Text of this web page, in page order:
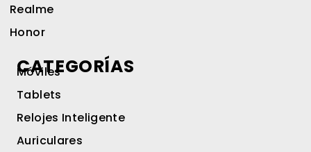
Realme
Honor
CATEGORÍAS
Móviles
Tablets
Relojes Inteligente
Auriculares